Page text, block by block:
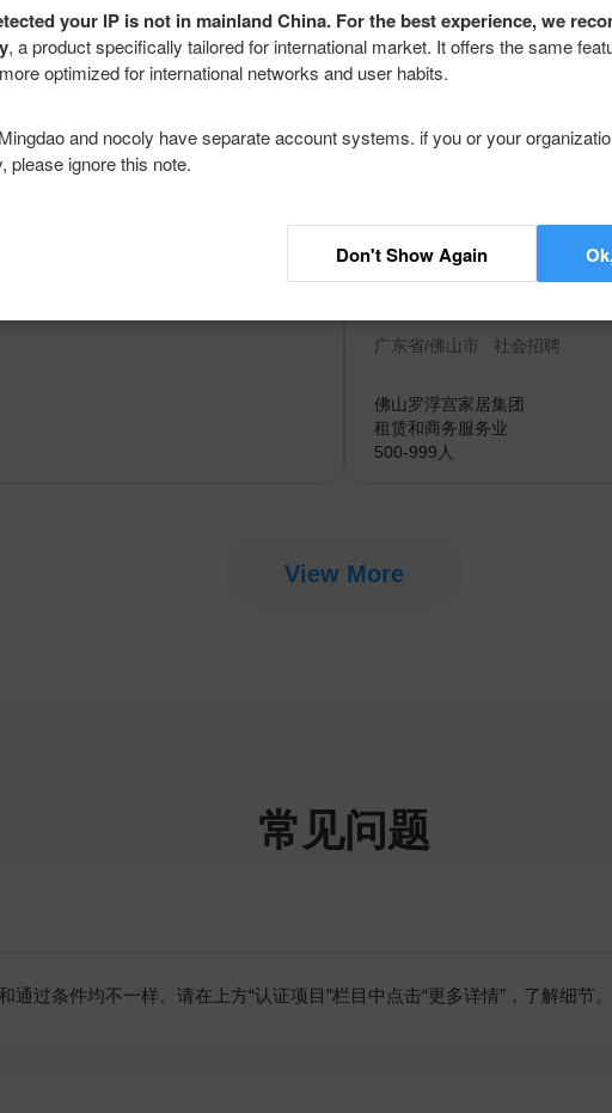
20人以下
8-15K 软件工程师
100-499人
广东省/佛山市 社会招聘
佛山罗浮宫家居集团
租赁和商务服务业
500-999人
View More
常见问题
过条件均不一样。请在上方“认证项目”栏目中点击“更多详情”，了解细节。
your IP is not in mainland China. For the best experience, we
, a product specifically tailored for international market. It offers the same
optimized for international networks and user habits.
Mingdao and nocoly have separate account systems. if you or your
please ignore this note.
Don't Show Again